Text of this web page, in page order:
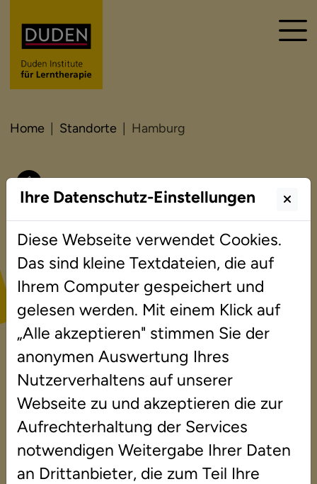
Home Standorte Hamburg
Ihre
Ansprechpartner:innen
Inhaberin und Institutsleiterin
Sylke Kinne-Resech
Schippelsweg 63f
22455 Hamburg
Dienstlich: +49 40 55549912
E-Mail: hamburg@duden-institute.de
Ihre Datenschutz-Einstellungen
Diese Webseite verwendet Cookies.
Das sind kleine Textdateien, die auf
Ihrem Computer gespeichert und
gelesen werden. Mit einem Klick auf
„Alle akzeptieren" stimmen Sie der
anonymen Auswertung Ihres
Nutzerverhaltens auf unserer
Webseite zu und akzeptieren die zur
Aufrechterhaltung der Services
notwendigen Weitergabe Ihrer Daten
an Drittanbieter, die zum Teil Ihre